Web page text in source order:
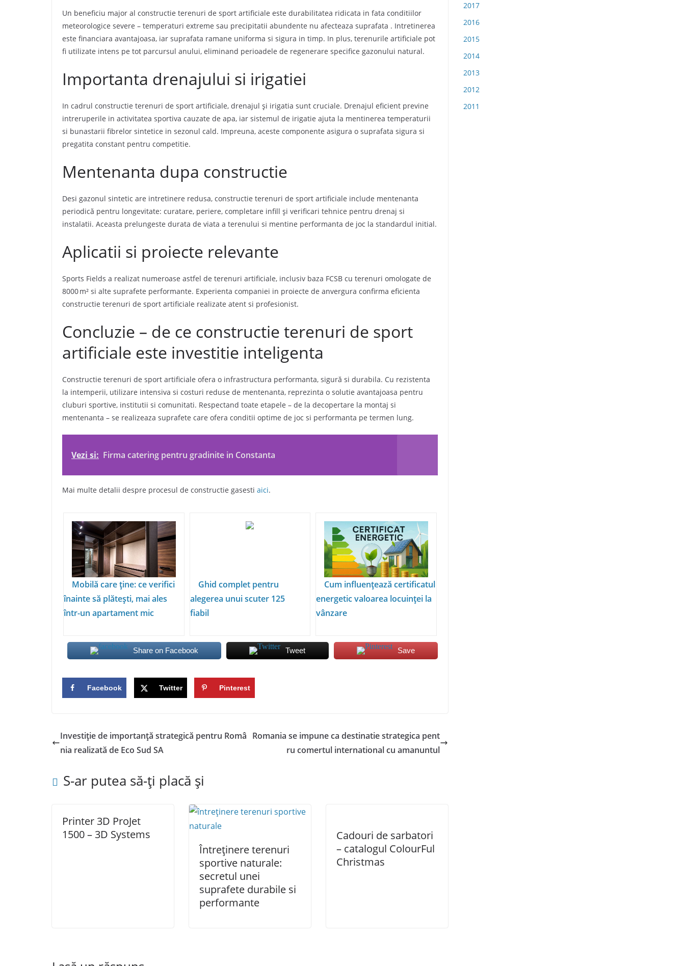
Un beneficiu major al constructie terenuri de sport artificiale este durabilitatea ridicata in fata conditiilor
meteorologice severe – temperaturi extreme sau precipitatii abundente nu afecteaza suprafata . Intretinerea
este financiara avantajoasa, iar suprafata ramane uniforma si sigura in timp. In plus, terenurile artificiale pot
fi utilizate intens pe tot parcursul anului, eliminand perioadele de regenerare specifice gazonului natural.
Importanta drenajului si irigatiei
In cadrul constructie terenuri de sport artificiale, drenajul și irigatia sunt cruciale. Drenajul eficient previne
intreruperile in activitatea sportiva cauzate de apa, iar sistemul de irigatie ajuta la mentinerea temperaturii
si bunastarii fibrelor sintetice in sezonul cald. Impreuna, aceste componente asigura o suprafata sigura si
pregatita constant pentru competitie.
Mentenanta dupa constructie
Desi gazonul sintetic are intretinere redusa, constructie terenuri de sport artificiale include mentenanta
periodică pentru longevitate: curatare, periere, completare infill și verificari tehnice pentru drenaj si
instalatii. Aceasta prelungeste durata de viata a terenului si mentine performanta de joc la standardul initial.
Aplicatii si proiecte relevante
Sports Fields a realizat numeroase astfel de terenuri artificiale, inclusiv baza FCSB cu terenuri omologate de
8000 m² si alte suprafete performante. Experienta companiei in proiecte de anvergura confirma eficienta
constructie terenuri de sport artificiale realizate atent si profesionist.
Concluzie – de ce constructie terenuri de sport
artificiale este investitie inteligenta
Constructie terenuri de sport artificiale ofera o infrastructura performanta, sigură si durabila. Cu rezistenta
la intemperii, utilizare intensiva si costuri reduse de mentenanta, reprezinta o solutie avantajoasa pentru
cluburi sportive, institutii si comunitati. Respectand toate etapele – de la decopertare la montaj si
mentenanta – se realizeaza suprafete care ofera conditii optime de joc si performanta pe termen lung.
Vezi si: Firma catering pentru gradinite in Constanta
Mai multe detalii despre procesul de constructie gasesti aici.
Mobilă care ține: ce verifici
înainte să plătești, mai ales
într-un apartament mic
Ghid complet pentru
alegerea unui scuter 125
fiabil
Cum influențează certificatul
energetic valoarea locuinței la
vânzare
Share on Facebook Tweet Save
Facebook Twitter Pinterest
Investiție de importanță strategică pentru Româ
nia realizată de Eco Sud SA
Romania se impune ca destinatie strategica pent
ru comertul international cu amanuntul
S-ar putea să-ți placă și
Printer 3D ProJet
1500 – 3D Systems
Întreținere terenuri
sportive naturale:
secretul unei
suprafete durabile si
performante
Cadouri de sarbatori
– catalogul ColourFul
Christmas
2017
2016
2015
2014
2013
2012
2011